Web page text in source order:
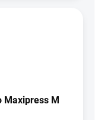
Maxipress M